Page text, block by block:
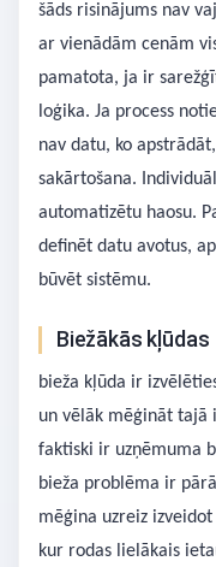
šāds risinājums nav
ar vienādām cenām
pamatota, ja ir
loģika. Ja process
nav datu, ko
sakārtošana.
automatizētu haosu.
definēt datu avotus,
būvēt sistēmu.
Biežākās kļūdas
bieža kļūda ir
un vēlāk mēģināt tajā
faktiski ir uzņēmuma
bieža problēma ir
mēģina uzreiz
kur rodas lielākais